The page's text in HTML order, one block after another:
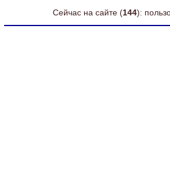
Сейчас на сайте (144):